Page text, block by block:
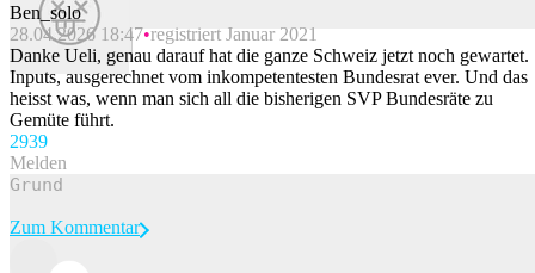
Beitrag melden
Ben_solo
28.04.2026 18:47 registriert Januar 2021
Danke Ueli, genau darauf hat die ganze Schweiz jetzt noch gewartet.
Inputs, ausgerechnet vom inkompetentesten Bundesrat ever. Und das
heisst was, wenn man sich all die bisherigen SVP Bundesräte zu
Gemüte führt.
2939
Melden
Zum Kommentar